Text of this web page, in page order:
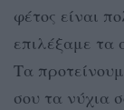
φέτος είναι
επιλέξαμε τα
Τα
σου τα νύχια